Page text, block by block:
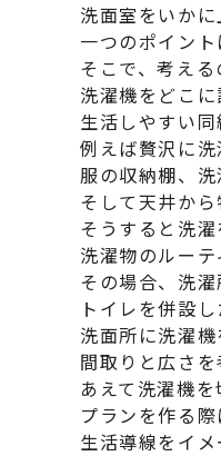
洗面室をいかに
一つのポイント
そこで、考える
洗濯機をどこに
生活しやすい同
例えば贅沢に洗
服の収納棚、
そして天井から
そうすると洗
洗濯物のルー
その場合、洗濯
トイレを併設し
洗面所に洗濯
間取りと広さを
あえて洗濯機
プランを作る
生活導線をイ